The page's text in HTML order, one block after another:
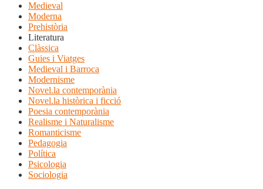
Medieval
Moderna
Prehistòria
Literatura
Clàssica
Guies i Viatges
Medieval i Barroca
Modernisme
Novel.la contemporània
Novel.la històrica i ficció
Poesia contemporània
Realisme i Naturalisme
Romanticisme
Pedagogia
Política
Psicologia
Sociologia